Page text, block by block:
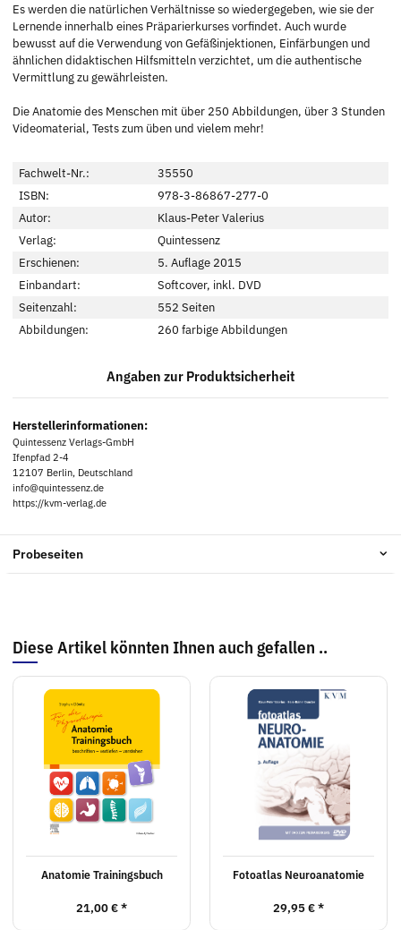
Es werden die natürlichen Verhältnisse so wiedergegeben, wie sie der
Lernende innerhalb eines Präparierkurses vorfindet. Auch wurde
bewusst auf die Verwendung von Gefäßinjektionen, Einfärbungen und
ähnlichen didaktischen Hilfsmitteln verzichtet, um die authentische
Vermittlung zu gewährleisten.
Die Anatomie des Menschen mit über 250 Abbildungen, über 3 Stunden
Videomaterial, Tests zum üben und vielem mehr!
Fachwelt-Nr.:
35550
ISBN:
978-3-86867-277-0
Autor:
Klaus-Peter Valerius
Verlag:
Quintessenz
Erschienen:
5. Auflage 2015
Einbandart:
Softcover, inkl. DVD
Seitenzahl:
552 Seiten
Abbildungen:
260 farbige Abbildungen
Angaben zur Produktsicherheit
Herstellerinformationen:
Quintessenz Verlags-GmbH
Ifenpfad 2-4
12107 Berlin, Deutschland
info@quintessenz.de
https://kvm-verlag.de
Probeseiten
Diese Artikel könnten Ihnen auch gefallen ..
Anatomie Trainingsbuch
21,00 €*
Fotoatlas Neuroanatomie
29,95 €*